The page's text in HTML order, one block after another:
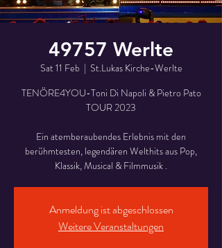
49757 Werlte
Sat 11 Feb
  |
St.Lukas Kirche-Werlte
TENÖRE4YOU-Toni Di Napoli & Pietro Pato
TOUR 2023
Ein atemberaubendes Erlebnis mit den
berühmtesten, legendären Welthits aus Pop,
Klassik, Musical & Filmmusik .
Anmeldung ist abgeschlossen
Weitere Veranstaltungen